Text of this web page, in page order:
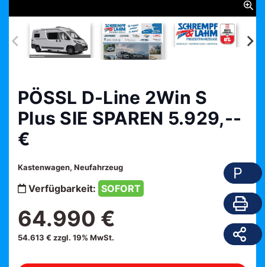
PÖSSL D-Line 2Win S
Plus SIE SPAREN 5.929,--
€
Kastenwagen, Neufahrzeug
Verfügbarkeit: SOFORT
64.990 €
54.613 € zzgl. 19% MwSt.
P